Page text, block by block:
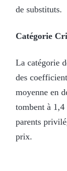
de substituts.
Catégorie
La catégorie
des
moyenne en
tombent à 1,4
parents
prix.